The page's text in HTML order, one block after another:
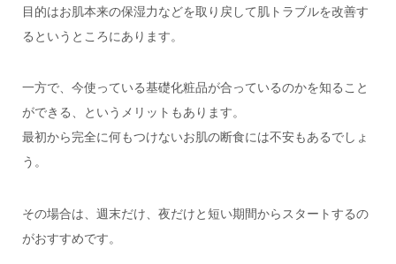
目的はお肌本来の保湿力などを取り戻して肌トラブルを改善す
るというところにあります。
一方で、今使っている基礎化粧品が合っているのかを知ること
ができる、というメリットもあります。
最初から完全に何もつけないお肌の断食には不安もあるでしょ
う。
その場合は、週末だけ、夜だけと短い期間からスタートするの
がおすすめです。